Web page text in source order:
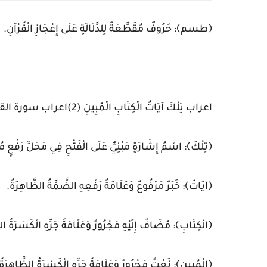
﴿طسم﴾: حُرُوفٌ مُقَطَّعَةٌ لِلدَّلَالَةِ عَلَى إِعْجَازِ الْقُرْآنِ.
اعراب تِلْكَ آيَاتُ الْكِتَابِ الْمُبِينِ (2)اعراب سورة القصص
﴿تِلْكَ﴾: اسْمُ إِشَارَةٍ مَبْنِيٌّ عَلَى الْفَتْحِ فِي مَحَلِّ رَفْعٍ
﴿آيَاتُ﴾: خَبَرٌ مَرْفُوعٌ وَعَلَامَةُ رَفْعِهِ الضَّمَّةُ الظَّاهِرَةُ.
﴿الْكِتَابِ﴾: مُضَافٌ إِلَيْهِ مَجْرُورٌ وَعَلَامَةُ جَرِّهِ الْكَسْرَةُ